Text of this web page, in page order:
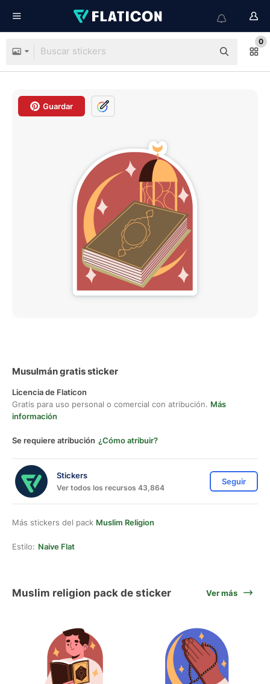
0
Guardar
Musulmán gratis sticker
Licencia de Flaticon
Gratis para uso personal o comercial con atribución. Más
información
Se requiere atribución ¿Cómo atribuir?
Stickers
Ver todos los recursos 43,864
Seguir
Más stickers del pack Muslim Religion
Estilo: Naive Flat
Muslim religion pack de sticker Ver más